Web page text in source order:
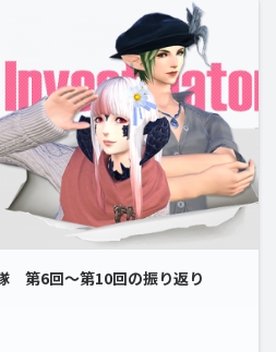
第6回～第10回の振り返り